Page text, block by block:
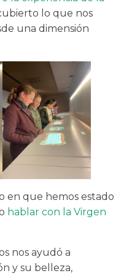
lo que nos
una dimensión
en que hemos estado
hablar con la Virgen
nos ayudó a
y su belleza,